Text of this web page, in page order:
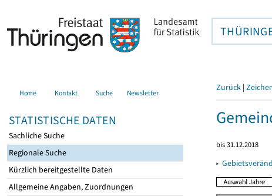
Home Kontakt Suche Newsletter
STATISTISCHE DATEN
Sachliche Suche
Regionale Suche
Kürzlich bereitgestellte Daten
Allgemeine Angaben, Zuordnungen
Zurück |
bis 31.12.2018
▸